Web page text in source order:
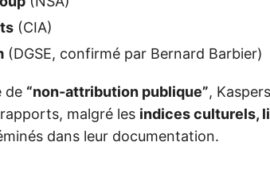
(CIA)
(DGSE, confirmé par Bernard Barbier)
de “non-attribution publique”,
rapports, malgré les indices culturels,
dans leur documentation.